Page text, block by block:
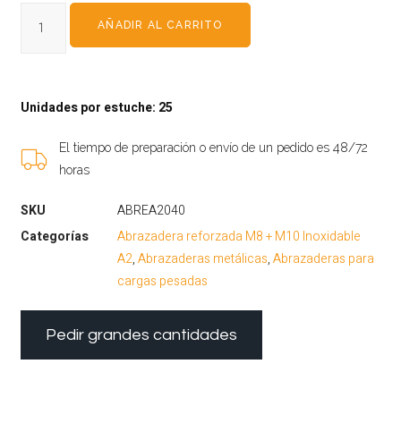
AÑADIR AL CARRITO
Unidades por estuche: 25
El tiempo de preparación o envío de un pedido es 48/72
horas
SKU
ABREA2040
Categorías
Abrazadera reforzada M8 + M10 Inoxidable
A2,Abrazaderas metálicas,Abrazaderas para
cargas pesadas
Pedir grandes cantidades